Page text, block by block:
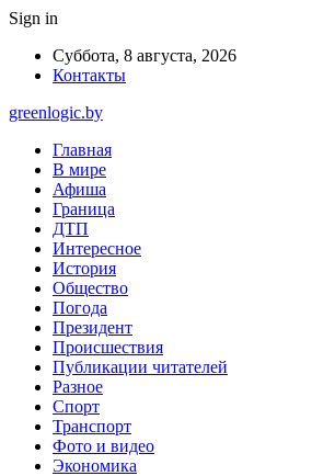
Sign in
Суббота, 8 августа, 2026
Контакты
greenlogic.by
Главная
В мире
Афиша
Граница
ДТП
Интересное
История
Общество
Погода
Президент
Происшествия
Публикации читателей
Разное
Спорт
Транспорт
Фото и видео
Экономика